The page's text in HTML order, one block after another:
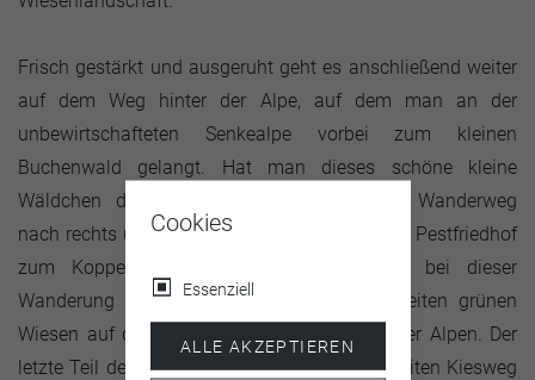
Frisch gestärkt und ausgeruht geht es anschließend weiter
auf dem Weg hinter der Alpe, auf dem man an der
unbewirtschafteten Senkealpe vorbei zum kleinen
Buchenwald gelangt. Hat man dieses schöne kleine
Wäldchen durchwandert, folgt man einem Wanderweg
nach rechts und gelangt so über einen kleinen Pestfriedhof
zum Koppenkreuz. Nahezu allgegenwärtig bei dieser
Wanderung sind tolle Ausblicke über die weiten grünen
Wiesen auf die imposanten Berge der Allgäuer Alpen. Der
letzte Teil der Wanderung führt über einen breiten Kiesweg
Cookies
Essenziell
ALLE AKZEPTIEREN